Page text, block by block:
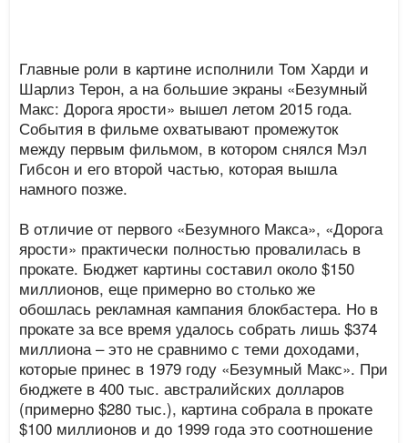
Главные роли в картине исполнили Том Харди и
Шарлиз Терон, а на большие экраны «Безумный
Макс: Дорога ярости» вышел летом 2015 года.
События в фильме охватывают промежуток
между первым фильмом, в котором снялся Мэл
Гибсон и его второй частью, которая вышла
намного позже.
В отличие от первого «Безумного Макса», «Дорога
ярости» практически полностью провалилась в
прокате. Бюджет картины составил около $150
миллионов, еще примерно во столько же
обошлась рекламная кампания блокбастера. Но в
прокате за все время удалось собрать лишь $374
миллиона – это не сравнимо с теми доходами,
которые принес в 1979 году «Безумный Макс». При
бюджете в 400 тыс. австралийских долларов
(примерно $280 тыс.), картина собрала в прокате
$100 миллионов и до 1999 года это соотношение